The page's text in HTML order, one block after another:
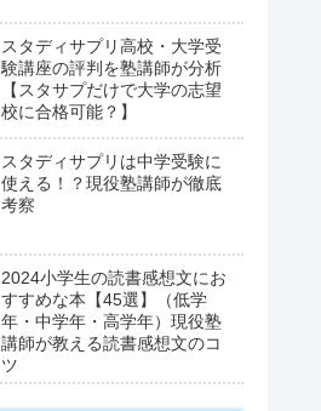
スタディサプリ高校・大学受
験講座の評判を塾講師が分析
【スタサプだけで大学の志望
校に合格可能？】
スタディサプリは中学受験に
使える！？現役塾講師が徹底
考察
2024小学生の読書感想文にお
すすめな本【45選】（低学
年・中学年・高学年）現役塾
講師が教える読書感想文のコ
ツ